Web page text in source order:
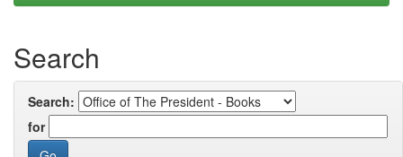
Search
Search:
for